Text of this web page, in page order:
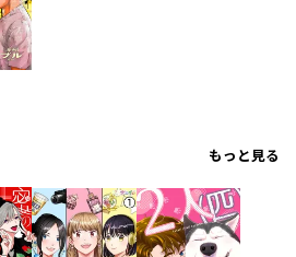
もっと見る